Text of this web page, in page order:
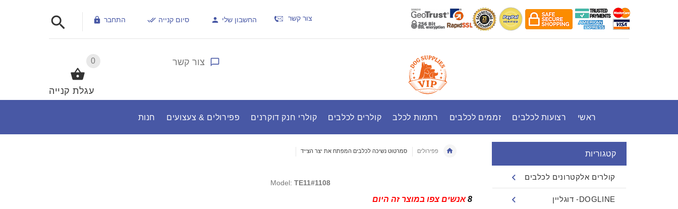
צור קשר החשבון שלי סיום קנייה התחבר
0
עגלת קנייה
צור קשר
חנות פפירולים & צעצועים קולרי חנק דוקרנים קולרים לכלבים רתמות לכלב זממים לכלבים רצועות לכלבים ראשי
פפירולים סמרטוט נשיכה לכלבים המפתח את יצר הצייד
Model: TE11#1108
8 אנשים צפו במוצר זה היום
קטגוריות
קולרים אלקטרונים לכלבים
DOGLINE- דוגליין